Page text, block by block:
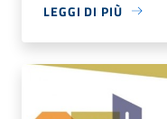
LEGGI DI PIÙ